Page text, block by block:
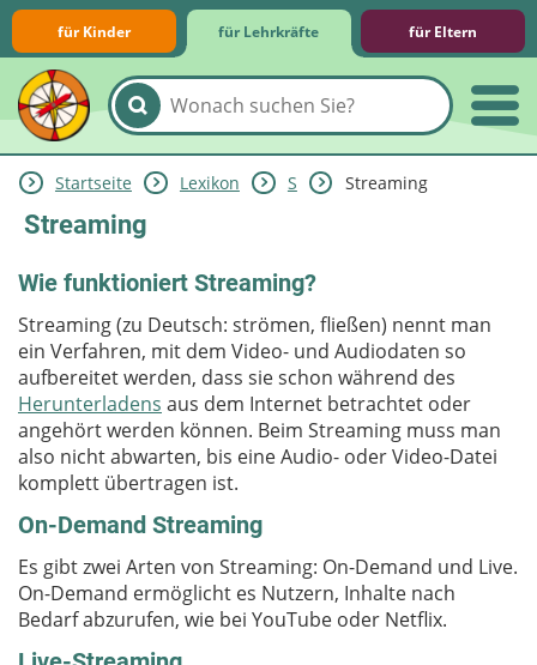
für Kinder für Lehrkräfte für Eltern
Lernmodule
Unterrichts­materialien
Internet-ABC-Schule
Praxishilfen
Aktuelles
Startseite Lexikon S Streaming
Streaming
Wie funktioniert Streaming?
Streaming (zu Deutsch: strömen, fließen) nennt man
ein Verfahren, mit dem Video- und Audiodaten so
aufbereitet werden, dass sie schon während des
Herunterladens aus dem Internet betrachtet oder
angehört werden können. Beim Streaming muss man
also nicht abwarten, bis eine Audio- oder Video-Datei
komplett übertragen ist.
On-Demand Streaming
Es gibt zwei Arten von Streaming: On-Demand und Live.
On-Demand ermöglicht es Nutzern, Inhalte nach
Bedarf abzurufen, wie bei YouTube oder Netflix.